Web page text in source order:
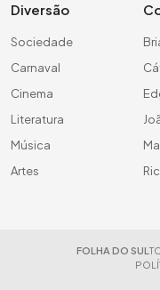
Diversão
Sociedade
Carnaval
Cinema
Literatura
Música
Artes
FOLHA DO SUL